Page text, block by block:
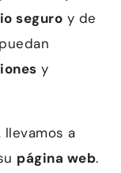
seguro y de
y
llevamos a
página web.